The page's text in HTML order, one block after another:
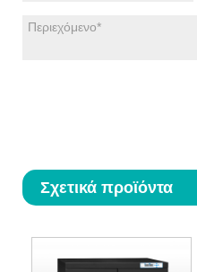
Σχετικά προϊόντα